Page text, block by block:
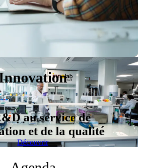
au service de
et de la qualité
Découvrir